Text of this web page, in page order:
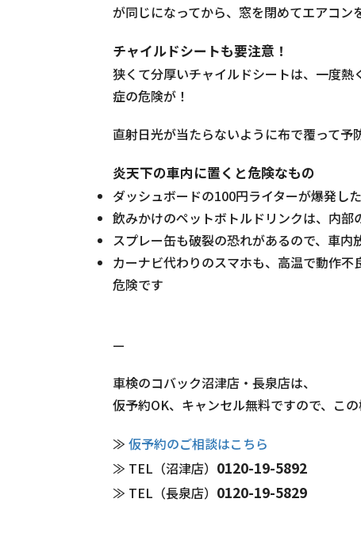
が同じになってから、窓を閉めてエアコン
チャイルドシートも要注意！
狭くて分厚いチャイルドシートは、一度
症の危険が！
直射日光が当たらないように布で覆って予
炎天下の車内に置くと危険なもの
ダッシュボードの100円ライターが爆発し
飲みかけのペットボトルドリンクは、内
スプレー缶も破裂の恐れがあるので、車内
カーナビ代わりのスマホも、高温で動作
危険です
—
車検のコバック沼津店・長泉店は、
仮予約OK、キャンセル無料ですので、こ
≫ 仮予約のご相談はこちら
≫ TEL（沼津店） 0120-19-5892
≫ TEL（長泉店） 0120-19-5829